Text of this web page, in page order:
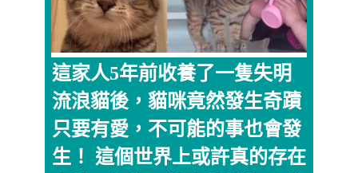
這家人5年前收養了一隻失明
流浪貓後，貓咪竟​​然發生奇蹟
只要有愛，不可能的事也會發
生！ 這個世界上或許真的存在